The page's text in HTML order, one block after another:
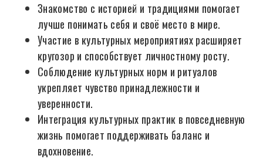
Знакомство с историей и традициями помогает
лучше понимать себя и своё место в мире.
Участие в культурных мероприятиях расширяет
кругозор и способствует личностному росту.
Соблюдение культурных норм и ритуалов
укрепляет чувство принадлежности и
уверенности.
Интеграция культурных практик в повседневную
жизнь помогает поддерживать баланс и
вдохновение.